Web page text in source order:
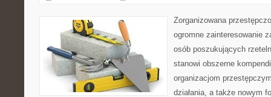
Zorganizowana
ogromne zainteresowanie
osób poszukujących
stanowi obszerne
organizacjom
działania, a także nowym